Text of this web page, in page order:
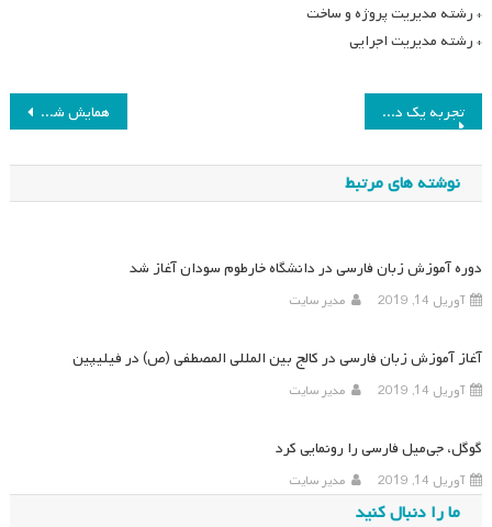
* رشته مدیریت پروژه و ساخت
* رشته مدیریت اجرایی
راهبری
نوشته
همایش ششم یادگیری الکترونیکی در ایران تجربه یک دانشجو از تحصیل در دوره های مجازی
نوشته های مرتبط
دوره آموزش زبان فارسی در دانشگاه خارطوم سودان آغاز شد
آوریل 14, 2019 مدیر سایت
آغاز آموزش زبان فارسی در کالج بین المللی المصطفی (ص) در فیلیپین
آوریل 14, 2019 مدیر سایت
گوگل، جی‌میل فارسی را رونمایی کرد
آوریل 14, 2019 مدیر سایت
ما را دنبال کنید